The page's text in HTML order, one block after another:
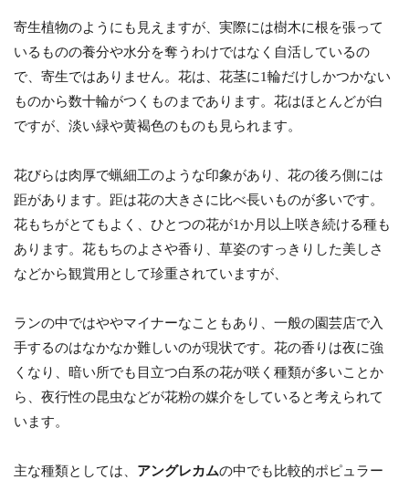
寄生植物のようにも見えますが、実際には樹木に根を張って
いるものの養分や水分を奪うわけではなく自活しているの
で、寄生ではありません。花は、花茎に1輪だけしかつかない
ものから数十輪がつくものまであります。花はほとんどが白
ですが、淡い緑や黄褐色のものも見られます。
花びらは肉厚で蝋細工のような印象があり、花の後ろ側には
距があります。距は花の大きさに比べ長いものが多いです。
花もちがとてもよく、ひとつの花が1か月以上咲き続ける種も
あります。花もちのよさや香り、草姿のすっきりした美しさ
などから観賞用として珍重されていますが、
ランの中ではややマイナーなこともあり、一般の園芸店で入
手するのはなかなか難しいのが現状です。花の香りは夜に強
くなり、暗い所でも目立つ白系の花が咲く種類が多いことか
ら、夜行性の昆虫などが花粉の媒介をしていると考えられて
います。
主な種類としては、 アングレカムの中でも比較的ポピュラー